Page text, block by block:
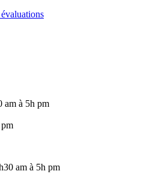
am à 5h pm
am à 5h pm